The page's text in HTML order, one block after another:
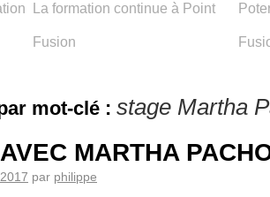
La formation continue à Point
Fusion
mot-clé : stage Martha
MARTHA
par philippe